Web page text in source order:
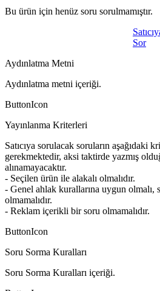
Bu ürün için henüz soru sorulmamıştır.
Sor
Aydınlatma Metni
Aydınlatma metni içeriği.
ButtonIcon
Yayınlanma Kriterleri
Satıcıya sorulacak soruların aşağıdaki
gerekmektedir, aksi taktirde yazmış
alınamayacaktır.
- Seçilen ürün ile alakalı olmalıdır.
- Genel ahlak kurallarına uygun olmalı,
olmamalıdır.
- Reklam içerikli bir soru olmamalıdır.
ButtonIcon
Soru Sorma Kuralları
Soru Sorma Kuralları içeriği.